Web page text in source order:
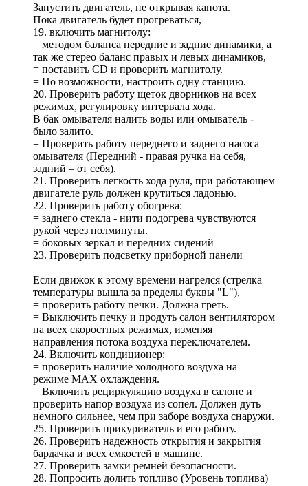
Запустить двигатель, не открывая капота.
Пока двигатель будет прогреваться,
19. включить магнитолу:
= методом баланса передние и задние динамики, а
так же стерео баланс правых и левых динамиков,
= поставить CD и проверить магнитолу.
= По возможности, настроить одну станцию.
20. Проверить работу щеток дворников на всех
режимах, регулировку интервала хода.
В бак омывателя налить воды или омыватель -
было залито.
= Проверить работу переднего и заднего насоса
омывателя (Передний - правая ручка на себя,
задний – от себя).
21. Проверить легкость хода руля, при работающем
двигателе руль должен крутиться ладонью.
22. Проверить работу обогрева:
= заднего стекла - нити подогрева чувствуются
рукой через полминуты.
= боковых зеркал и передних сидений
23. Проверить подсветку приборной панели
Если движок к этому времени нагрелся (стрелка
температуры вышла за пределы буквы "L"),
= проверить работу печки. Должна греть.
= Выключить печку и продуть салон вентилятором
на всех скоростных режимах, изменяя
направления потока воздуха переключателем.
24. Включить кондиционер:
= проверить наличие холодного воздуха на
режиме МАХ охлаждения.
= Включить рециркуляцию воздуха в салоне и
проверить напор воздуха из сопел. Должен дуть
немного сильнее, чем при заборе воздуха снаружи.
25. Проверить прикуриватель и его работу.
26. Проверить надежность открытия и закрытия
бардачка и всех емкостей в машине.
27. Проверить замки ремней безопасности.
28. Попросить долить топливо (Уровень топлива)